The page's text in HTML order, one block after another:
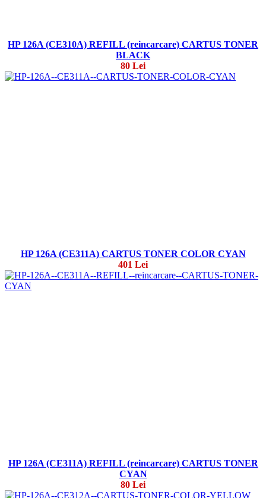
HP 126A (CE310A) REFILL (reincarcare) CARTUS TONER
BLACK
80 Lei
HP 126A (CE311A) CARTUS TONER COLOR CYAN
401 Lei
HP 126A (CE311A) REFILL (reincarcare) CARTUS TONER
CYAN
80 Lei